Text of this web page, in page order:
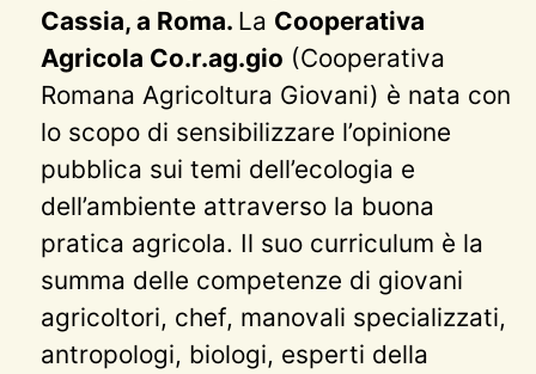
Cassia, a Roma. La Cooperativa
Agricola Co.r.ag.gio (Cooperativa
Romana Agricoltura Giovani) è nata con
lo scopo di sensibilizzare l’opinione
pubblica sui temi dell’ecologia e
dell’ambiente attraverso la buona
pratica agricola. Il suo curriculum è la
summa delle competenze di giovani
agricoltori, chef, manovali specializzati,
antropologi, biologi, esperti della